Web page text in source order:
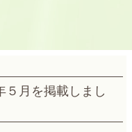
５月を掲載しまし